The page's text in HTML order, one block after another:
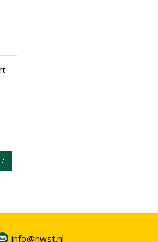
info@nwst.nl